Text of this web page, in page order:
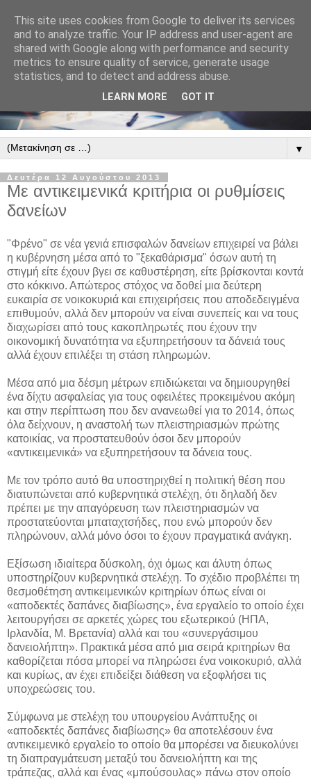
▼
Δευτέρα 12 Αυγούστου 2013
Με αντικειμενικά κριτήρια οι ρυθμίσεις
δανείων
"Φρένο" σε νέα γενιά επισφαλών δανείων επιχειρεί να βάλει
η κυβέρνηση μέσα από το "ξεκαθάρισμα" όσων αυτή τη
στιγμή είτε έχουν βγει σε καθυστέρηση, είτε βρίσκονται κοντά
στο κόκκινο. Απώτερος στόχος να δοθεί μια δεύτερη
ευκαιρία σε νοικοκυριά και επιχειρήσεις που αποδεδειγμένα
επιθυμούν, αλλά δεν μπορούν να είναι συνεπείς και να τους
διαχωρίσει από τους κακοπληρωτές που έχουν την
οικονομική δυνατότητα να εξυπηρετήσουν τα δάνειά τους
αλλά έχουν επιλέξει τη στάση πληρωμών.
Μέσα από μια δέσμη μέτρων επιδιώκεται να δημιουργηθεί
ένα δίχτυ ασφαλείας για τους οφειλέτες προκειμένου ακόμη
και στην περίπτωση που δεν ανανεωθεί για το 2014, όπως
όλα δείχνουν, η αναστολή των πλειστηριασμών πρώτης
κατοικίας, να προστατευθούν όσοι δεν μπορούν
«αντικειμενικά» να εξυπηρετήσουν τα δάνεια τους.
Με τον τρόπο αυτό θα υποστηριχθεί η πολιτική θέση που
διατυπώνεται από κυβερνητικά στελέχη, ότι δηλαδή δεν
πρέπει με την απαγόρευση των πλειστηριασμών να
προστατεύονται μπαταχτσήδες, που ενώ μπορούν δεν
πληρώνουν, αλλά μόνο όσοι το έχουν πραγματικά ανάγκη.
Εξίσωση ιδιαίτερα δύσκολη, όχι όμως και άλυτη όπως
υποστηρίζουν κυβερνητικά στελέχη. Το σχέδιο προβλέπει τη
θεσμοθέτηση αντικειμενικών κριτηρίων όπως είναι οι
«αποδεκτές δαπάνες διαβίωσης», ένα εργαλείο το οποίο έχει
λειτουργήσει σε αρκετές χώρες του εξωτερικού (ΗΠΑ,
Ιρλανδία, Μ. Βρετανία) αλλά και του «συνεργάσιμου
δανειολήπτη». Πρακτικά μέσα από μια σειρά κριτηρίων θα
καθορίζεται πόσα μπορεί να πληρώσει ένα νοικοκυριό, αλλά
και κυρίως, αν έχει επιδείξει διάθεση να εξοφλήσει τις
υποχρεώσεις του.
Σύμφωνα με στελέχη του υπουργείου Ανάπτυξης οι
«αποδεκτές δαπάνες διαβίωσης» θα αποτελέσουν ένα
αντικειμενικό εργαλείο το οποίο θα μπορέσει να διευκολύνει
τη διαπραγμάτευση μεταξύ του δανειολήπτη και της
τράπεζας, αλλά και ένας «μπούσουλας» πάνω στον οποίο
This site uses cookies from Google to deliver its services
and to analyze traffic. Your IP address and user-agent are
shared with Google along with performance and security
metrics to ensure quality of service, generate usage
statistics, and to detect and address abuse.
LEARN MORE GOT IT